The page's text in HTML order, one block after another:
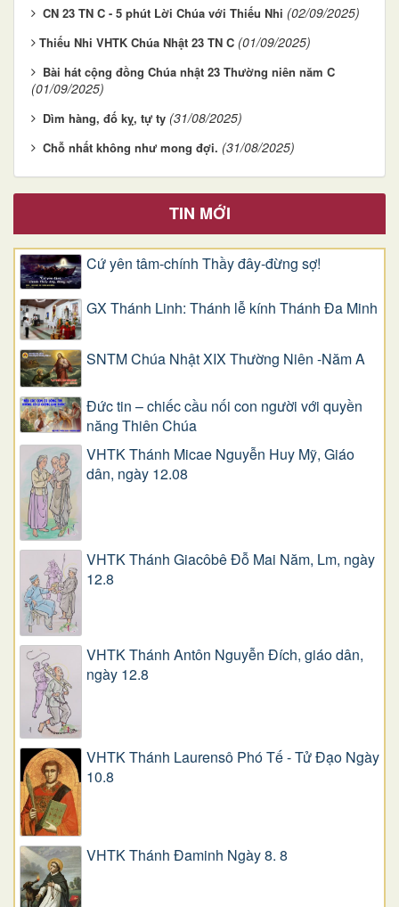
CN 23 TN C - 5 phút Lời Chúa với Thiếu Nhi (02/09/2025)
​​​​​​​Thiếu Nhi VHTK Chúa Nhật 23 TN C (01/09/2025)
Bài hát cộng đồng Chúa nhật 23 Thường niên năm C
(01/09/2025)
Dìm hàng, đố kỵ, tự ty (31/08/2025)
Chỗ nhất không như mong đợi. (31/08/2025)
TIN MỚI
Cứ yên tâm-chính Thầy đây-đừng sợ!
GX Thánh Linh: Thánh lễ kính Thánh Đa Minh
SNTM Chúa Nhật XIX Thường Niên -Năm A
Đức tin – chiếc cầu nối con người với quyền
năng Thiên Chúa
VHTK Thánh Micae Nguyễn Huy Mỹ, Giáo
dân, ngày 12.08
VHTK Thánh Giacôbê Ðỗ Mai Năm, Lm, ngày
12.8
VHTK Thánh Antôn Nguyễn Ðích, giáo dân,
ngày 12.8
VHTK Thánh Laurensô Phó Tế - Tử Đạo Ngày
10.8
VHTK Thánh Đaminh Ngày 8. 8